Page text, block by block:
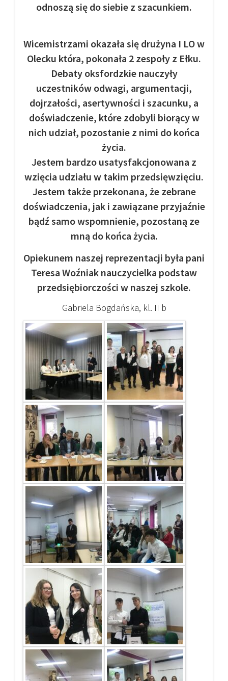
odnoszą się do siebie z szacunkiem.
Wicemistrzami okazała się drużyna I LO w
Olecku która, pokonała 2 zespoły z Ełku.
Debaty oksfordzkie nauczyły
uczestników odwagi, argumentacji,
dojrzałości, asertywności i szacunku, a
doświadczenie, które zdobyli biorący w
nich udział, pozostanie z nimi do końca
życia.
Jestem bardzo usatysfakcjonowana z
wzięcia udziału w takim przedsięwzięciu.
Jestem także przekonana, że zebrane
doświadczenia, jak i zawiązane przyjaźnie
bądź samo wspomnienie, pozostaną ze
mną do końca życia.
Opiekunem naszej reprezentacji była pani
Teresa Woźniak nauczycielka podstaw
przedsiębiorczości w naszej szkole.
Gabriela Bogdańska, kl. II b